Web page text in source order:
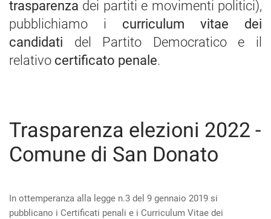
trasparenza dei partiti e movimenti politici),
pubblichiamo i curriculum vitae dei
candidati del Partito Democratico e il
relativo certificato penale.
Trasparenza elezioni 2022 -
Comune di San Donato
In ottemperanza alla legge n.3 del 9 gennaio 2019 si
pubblicano i Certificati penali e i Curriculum Vitae dei